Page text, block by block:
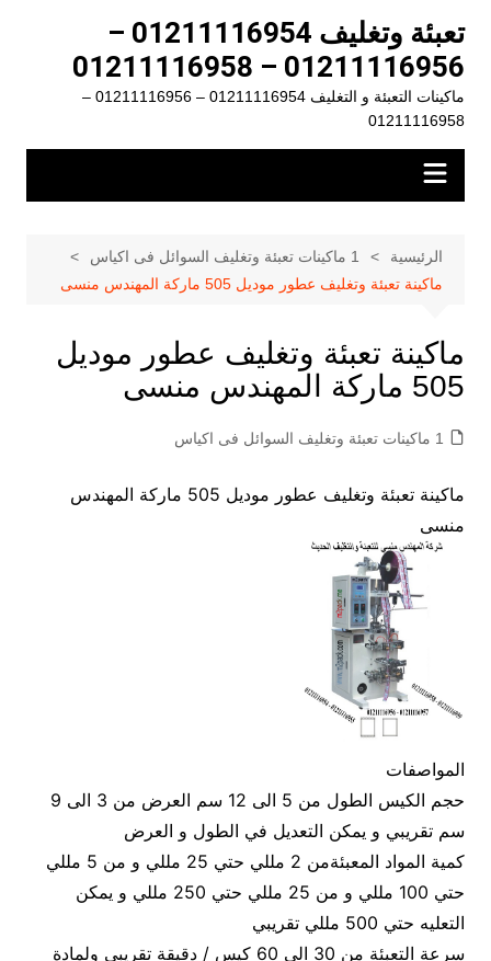
المحتوى
تعبئة وتغليف 01211116954 –
01211116956 – 01211116958
ماكينات التعبئة و التغليف 01211116954 – 01211116956 –
01211116958
الرئيسية
1 ماكينات تعبئة وتغليف السوائل فى اكياس
ماكينة تعبئة وتغليف عطور موديل 505 ماركة المهندس منسى
ماكينة تعبئة وتغليف عطور موديل
505 ماركة المهندس منسى
1 ماكينات تعبئة وتغليف السوائل فى اكياس
ماكينة تعبئة وتغليف عطور موديل 505 ماركة المهندس
منسى
المواصفات
حجم الكيس الطول من 5 الى 12 سم العرض من 3 الى 9
سم تقريبي و يمكن التعديل في الطول و العرض
كمية المواد المعبئةمن 2 مللي حتي 25 مللي و من 5 مللي
حتي 100 مللي و من 25 مللي حتي 250 مللي و يمكن
التعليه حتي 500 مللي تقريبي
سرعة التعبئة من 30 الى 60 كيس / دقيقة تقريبي ولمادة